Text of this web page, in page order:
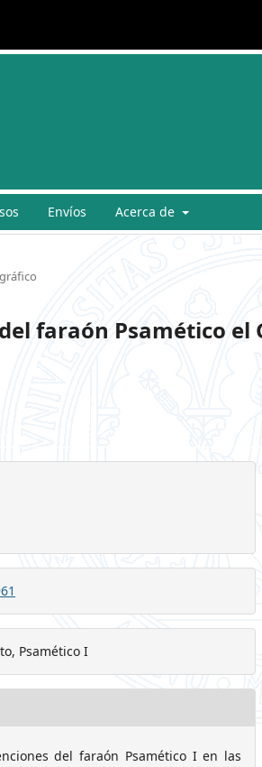
Envíos Acerca de
faraón Psamético el
Psamético I
del faraón Psamético I en las